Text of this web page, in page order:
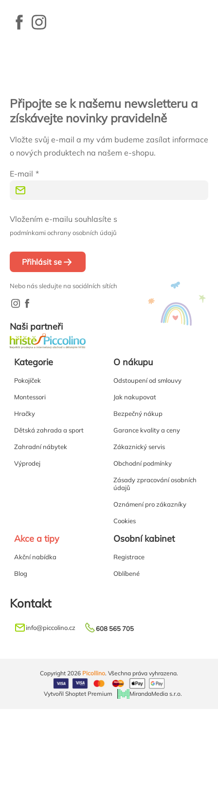
Připojte se k našemu newsletteru a
získávejte novinky pravidelně
Vložte svůj e-mail a my vám budeme zasílat informace
o nových produktech na našem e-shopu.
E-mail
Vložením e-mailu souhlasíte s
podmínkami ochrany osobních údajů
Přihlásit se
Nebo nás sledujte na sociálních sítích
Naši partneři
Kategorie
Pokojíček
Montessori
Hračky
Dětská zahrada a sport
Zahradní nábytek
Výprodej
O nákupu
Odstoupení od smlouvy
Jak nakupovat
Bezpečný nákup
Garance kvality a ceny
Zákaznický servis
Obchodní podmínky
Zásady zpracování osobních
údajů
Oznámení pro zákazníky
Cookies
Akce a tipy
Akční nabídka
Blog
Osobní kabinet
Registrace
Oblíbené
Kontakt
info@piccolino.cz 608 565 705
Vytvořil Shoptet Premium MirandaMedia s.r.o.
Copyright 2026 Picollino. Všechna práva vyhrazena.